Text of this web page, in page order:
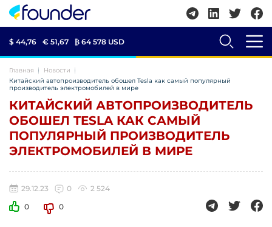
$ 44,76 € 51,67 ₿ 64 578 USD
Главная
Новости
Китайский автопроизводитель обошел Tesla как самый популярный
производитель электромобилей в мире
КИТАЙСКИЙ АВТОПРОИЗВОДИТЕЛЬ
ОБОШЕЛ TESLA КАК САМЫЙ
ПОПУЛЯРНЫЙ ПРОИЗВОДИТЕЛЬ
ЭЛЕКТРОМОБИЛЕЙ В МИРЕ
29.12.23 0
2 524
0
0